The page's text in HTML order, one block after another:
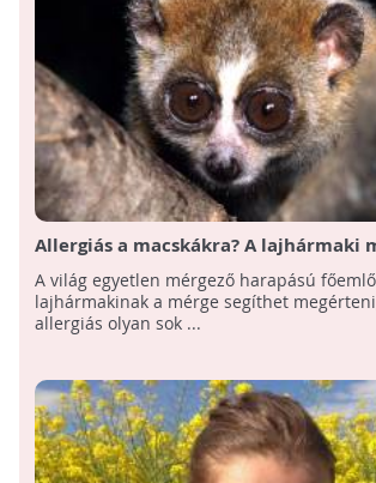
Allergiás a macskákra? A lajhármaki
kideríteni, miért!
A világ egyetlen mérgező harapású
lajhármakinak a mérge segíthet
allergiás olyan sok ...